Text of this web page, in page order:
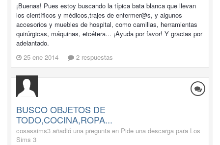
¡Buenas! Pues estoy buscando la típica bata blanca que llevan
los científicos y médicos,trajes de enfermer@s, y algunos
accesorios y muebles de hospital, como camillas, herramientas
quirúrgicas, máquinas, etcétera... ¡Ayuda por favor! Y gracias por
adelantado.
25 ene 2014
2 respuestas
BUSCO OBJETOS DE
TODO,COCINA,ROPA...
cosassims3 añadió una pregunta en Pide una descarga para Los
Sims 3